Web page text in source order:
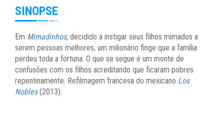
SINOPSE
Em Mimadinhos, decidido a instigar seus filhos mimados a
serem pessoas melhores, um milionário finge que a família
perdeu toda a fortuna. O que se segue é um monte de
confusões com os filhos acreditando que ficaram pobres
repentinamente. Refilmagem francesa do mexicano Los
Nobles(2013).